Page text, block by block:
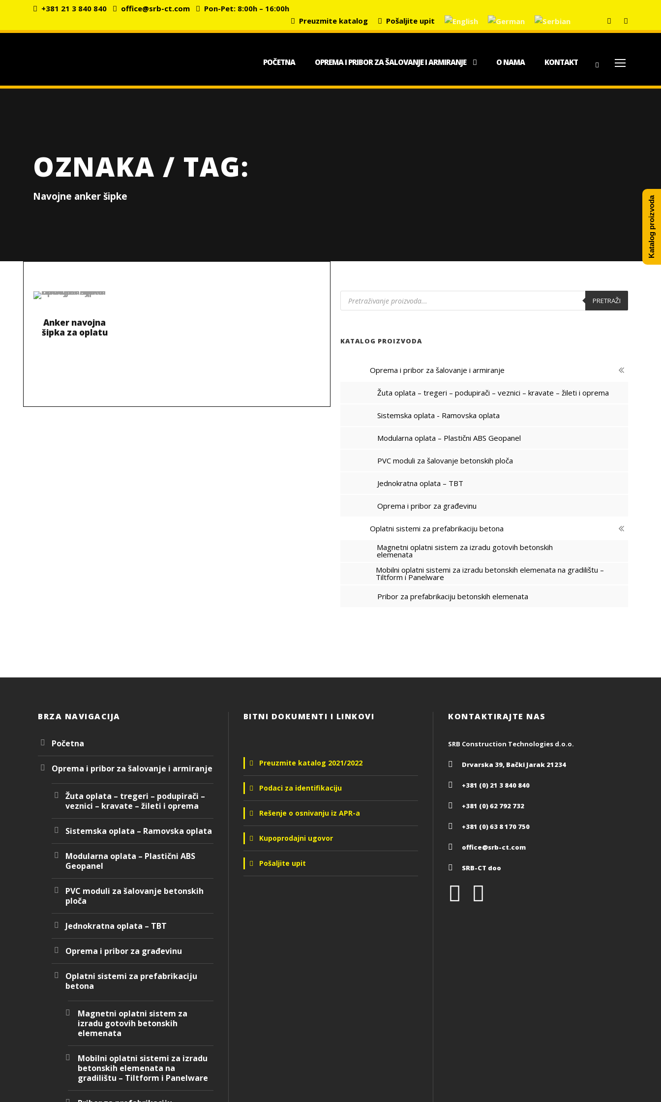
+381 21 3 840 840 office@srb-ct.com
Pon-Pet: 8:00h – 16:00h
Preuzmite katalog
Pošaljite upit
POČETNA OPREMA I PRIBOR ZA ŠALOVANJE I ARMIRANJE O NAMA KONTAKT
OZNAKA / TAG:
Navojne anker šipke
Anker navojna
šipka za oplatu
P
o
c
PRETRAŽI
KATALOG PROIZVODA
Oprema i pribor za šalovanje i armiranje
Žuta oplata – tregeri – podupirači – veznici – kravate – žileti i oprema
Sistemska oplata - Ramovska oplata
Modularna oplata – Plastični ABS Geopanel
PVC moduli za šalovanje betonskih ploča
Jednokratna oplata – TBT
Oprema i pribor za građevinu
Oplatni sistemi za prefabrikaciju betona
Magnetni oplatni sistem za izradu gotovih betonskih
elemenata
Mobilni oplatni sistemi za izradu betonskih elemenata na gradilištu –
Tiltform i Panelware
Pribor za prefabrikaciju betonskih elemenata
BRZA NAVIGACIJA
Početna
Oprema i pribor za šalovanje i armiranje
Žuta oplata – tregeri – podupirači –
veznici – kravate – žileti i oprema
Sistemska oplata – Ramovska oplata
Modularna oplata – Plastični ABS
Geopanel
PVC moduli za šalovanje betonskih
ploča
Jednokratna oplata – TBT
Oprema i pribor za građevinu
Oplatni sistemi za prefabrikaciju
betona
Magnetni oplatni sistem za
izradu gotovih betonskih
elemenata
Mobilni oplatni sistemi za izradu
betonskih elemenata na
gradilištu – Tiltform i Panelware
BITNI DOKUMENTI I LINKOVI
Preuzmite katalog 2021/2022
Podaci za identifikaciju
Rešenje o osnivanju iz APR-a
Kupoprodajni ugovor
Pošaljite upit
KONTAKTIRAJTE NAS
SRB Construction Technologies d.o.o.
Drvarska 39, Bački Jarak 21234
+381 (0) 21 3 840 840
+381 (0) 62 792 732
+381 (0) 63 8 170 750
office@srb-ct.com
SRB-CT doo
Katalog proizvoda